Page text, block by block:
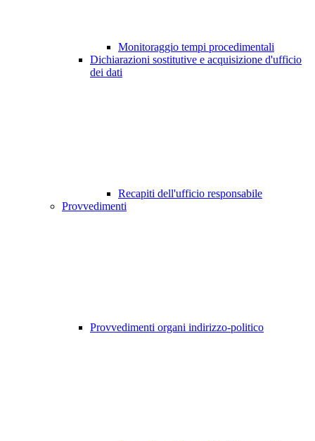
Monitoraggio tempi procedimentali
Dichiarazioni sostitutive e acquisizione d'ufficio
dei dati
Recapiti dell'ufficio responsabile
Provvedimenti
Provvedimenti organi indirizzo-politico